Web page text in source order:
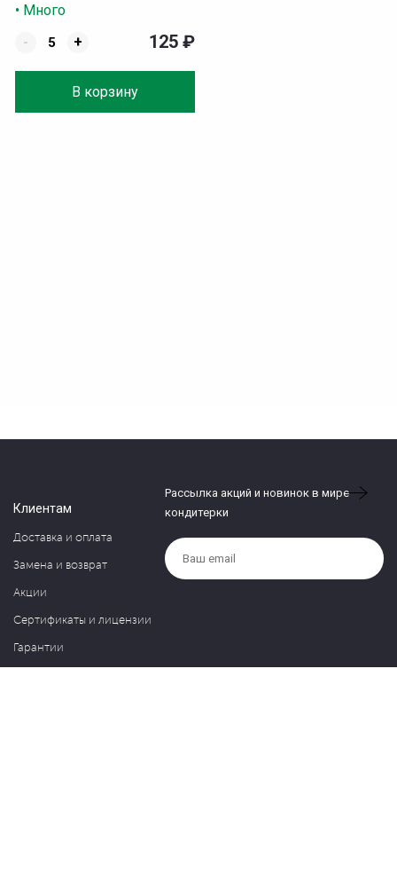
• Много
-
+
В корзину
125 ₽
Клиентам
Доставка и оплата
Замена и возврат
Акции
Сертификаты и лицензии
Гарантии
Рассылка акций и новинок в мире
кондитерки